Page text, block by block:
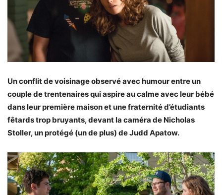
Un conflit de voisinage observé avec humour entre un
couple de trentenaires qui aspire au calme avec leur bébé
dans leur première maison et une fraternité d’étudiants
fêtards trop bruyants, devant la caméra de Nicholas
Stoller, un protégé (un de plus) de Judd Apatow.